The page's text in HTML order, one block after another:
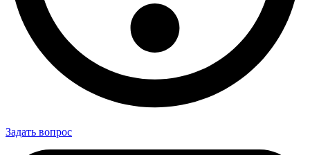
Задать вопрос